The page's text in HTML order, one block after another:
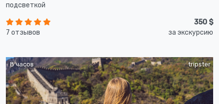
подсветкой
7 отзывов
350 $
за экскурсию
tripster
8 часов